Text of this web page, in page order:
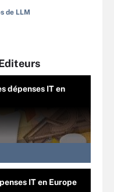
de LLM
dépenses IT en
IT en Europe